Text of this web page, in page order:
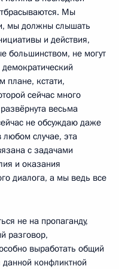
Мы
мы должны слышать
и действия,
большинством, не могут
плане, кстати,
сейчас много
весьма
не обсуждаю даже
любом случае, эта
с задачами
и оказания
диалога, а мы ведь все
не на пропаганду,
разговор,
выработать общий
данной конфликтной